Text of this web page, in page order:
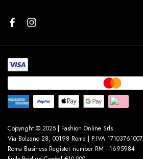
Copyright © 2025 | Fashion Online Srls
Via Bolzano 28, 00198 Roma | P.IVA 17103761007
Roma Business Register number RM - 1695984